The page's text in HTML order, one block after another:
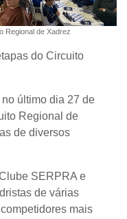
Regional de Xadrez
do Circuito
último dia 27 de
Regional de
de diversos
SERPRA e
de várias
mais